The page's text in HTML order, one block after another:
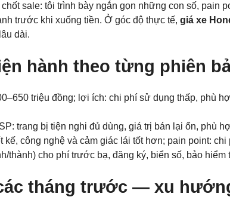
sale: tôi trình bày ngắn gọn những con số, pain
trước khi xuống tiền. Ở góc độ thực tế, giá xe
dài.
hành theo từng phiên
triệu đồng; lợi ích: chi phí sử dụng thấp, phù
trang bị tiện nghi đủ dùng, giá trị bán lại ổn, phù
công nghệ và cảm giác lái tốt hơn; pain point:
thành) cho phí trước bạ, đăng ký, biển số, bảo
tháng trước — xu